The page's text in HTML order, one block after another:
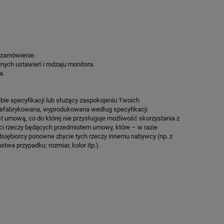
ZAMÓW
ustawień i rodzaju monitora.
specyfikacji lub służący zaspokojeniu Twoich
wyprodukowana według specyfikacji
co do której nie przysługuje możliwość skorzystania z
rzeczy będących przedmiotem umowy, które – w razie
ponowne zbycie tych rzeczy innemu nabywcy (np. z
przypadku: rozmiar, kolor itp.).